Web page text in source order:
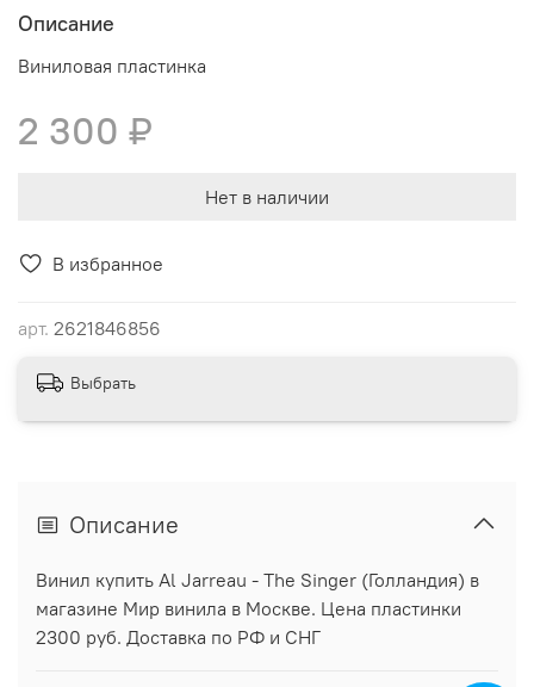
В избранное
арт. 2621846856
Описание
Виниловая пластинка
2 300 ₽
Нет в наличии
Выбрать
Описание
Винил купить Al Jarreau - The Singer (Голландия) в
магазине Мир винила в Москве. Цена пластинки
2300 руб. Доставка по РФ и СНГ